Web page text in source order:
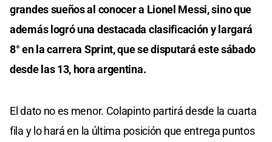
grandes sueños al conocer a Lionel Messi, sino que
además logró una destacada clasificación y largará
8° en la carrera Sprint, que se disputará este sábado
desde las 13, hora argentina.
El dato no es menor. Colapinto partirá desde la cuarta
fila y lo hará en la última posición que entrega puntos